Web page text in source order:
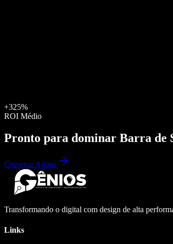
+325%
ROI Médio
Pronto para dominar Barra de
Começar Agora
Transformando o digital com design de alta
Links